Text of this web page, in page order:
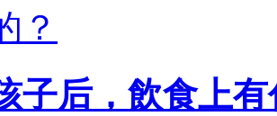
子后，飲食上